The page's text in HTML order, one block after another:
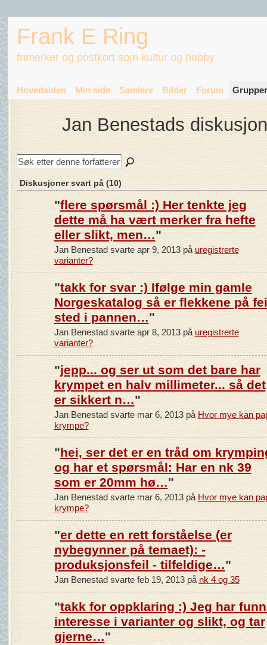
Frank E Ring
frimerker og postkort som kultur og hobby
Hovedsiden Min side Samlere Bilder Forum Grupper
Jan Benestads
Diskusjoner svart på (10)
"flere spørsmål :) Her tenkte jeg
dette må ha vært merker fra hefte
eller slikt, men…"
Jan Benestad svarte apr 9, 2013 på uregistrerte
varianter?
"takk for svar :) Ifølge min gamle
Norgeskatalog så er flekkene på
sted i pannen…"
Jan Benestad svarte apr 8, 2013 på uregistrerte
varianter?
"jepp... og ser ut som det bare har
krympet en halv millimeter... så det
er sikkert n…"
Jan Benestad svarte mar 6, 2013 på Hvor mye kan
krympe?
"hei, ser det er en tråd om
og har et spørsmål: Har en nk 39
som er 20mm hø…"
Jan Benestad svarte mar 6, 2013 på Hvor mye kan
krympe?
"er dette en rett forståelse (er
nybegynner på temaet): -
produksjonsfeil - tilfeldige…"
Jan Benestad svarte feb 19, 2013 på nk 4 og 35
"takk for oppklaring :) Jeg har
interesse i varianter og slikt, og tar
gjerne…"